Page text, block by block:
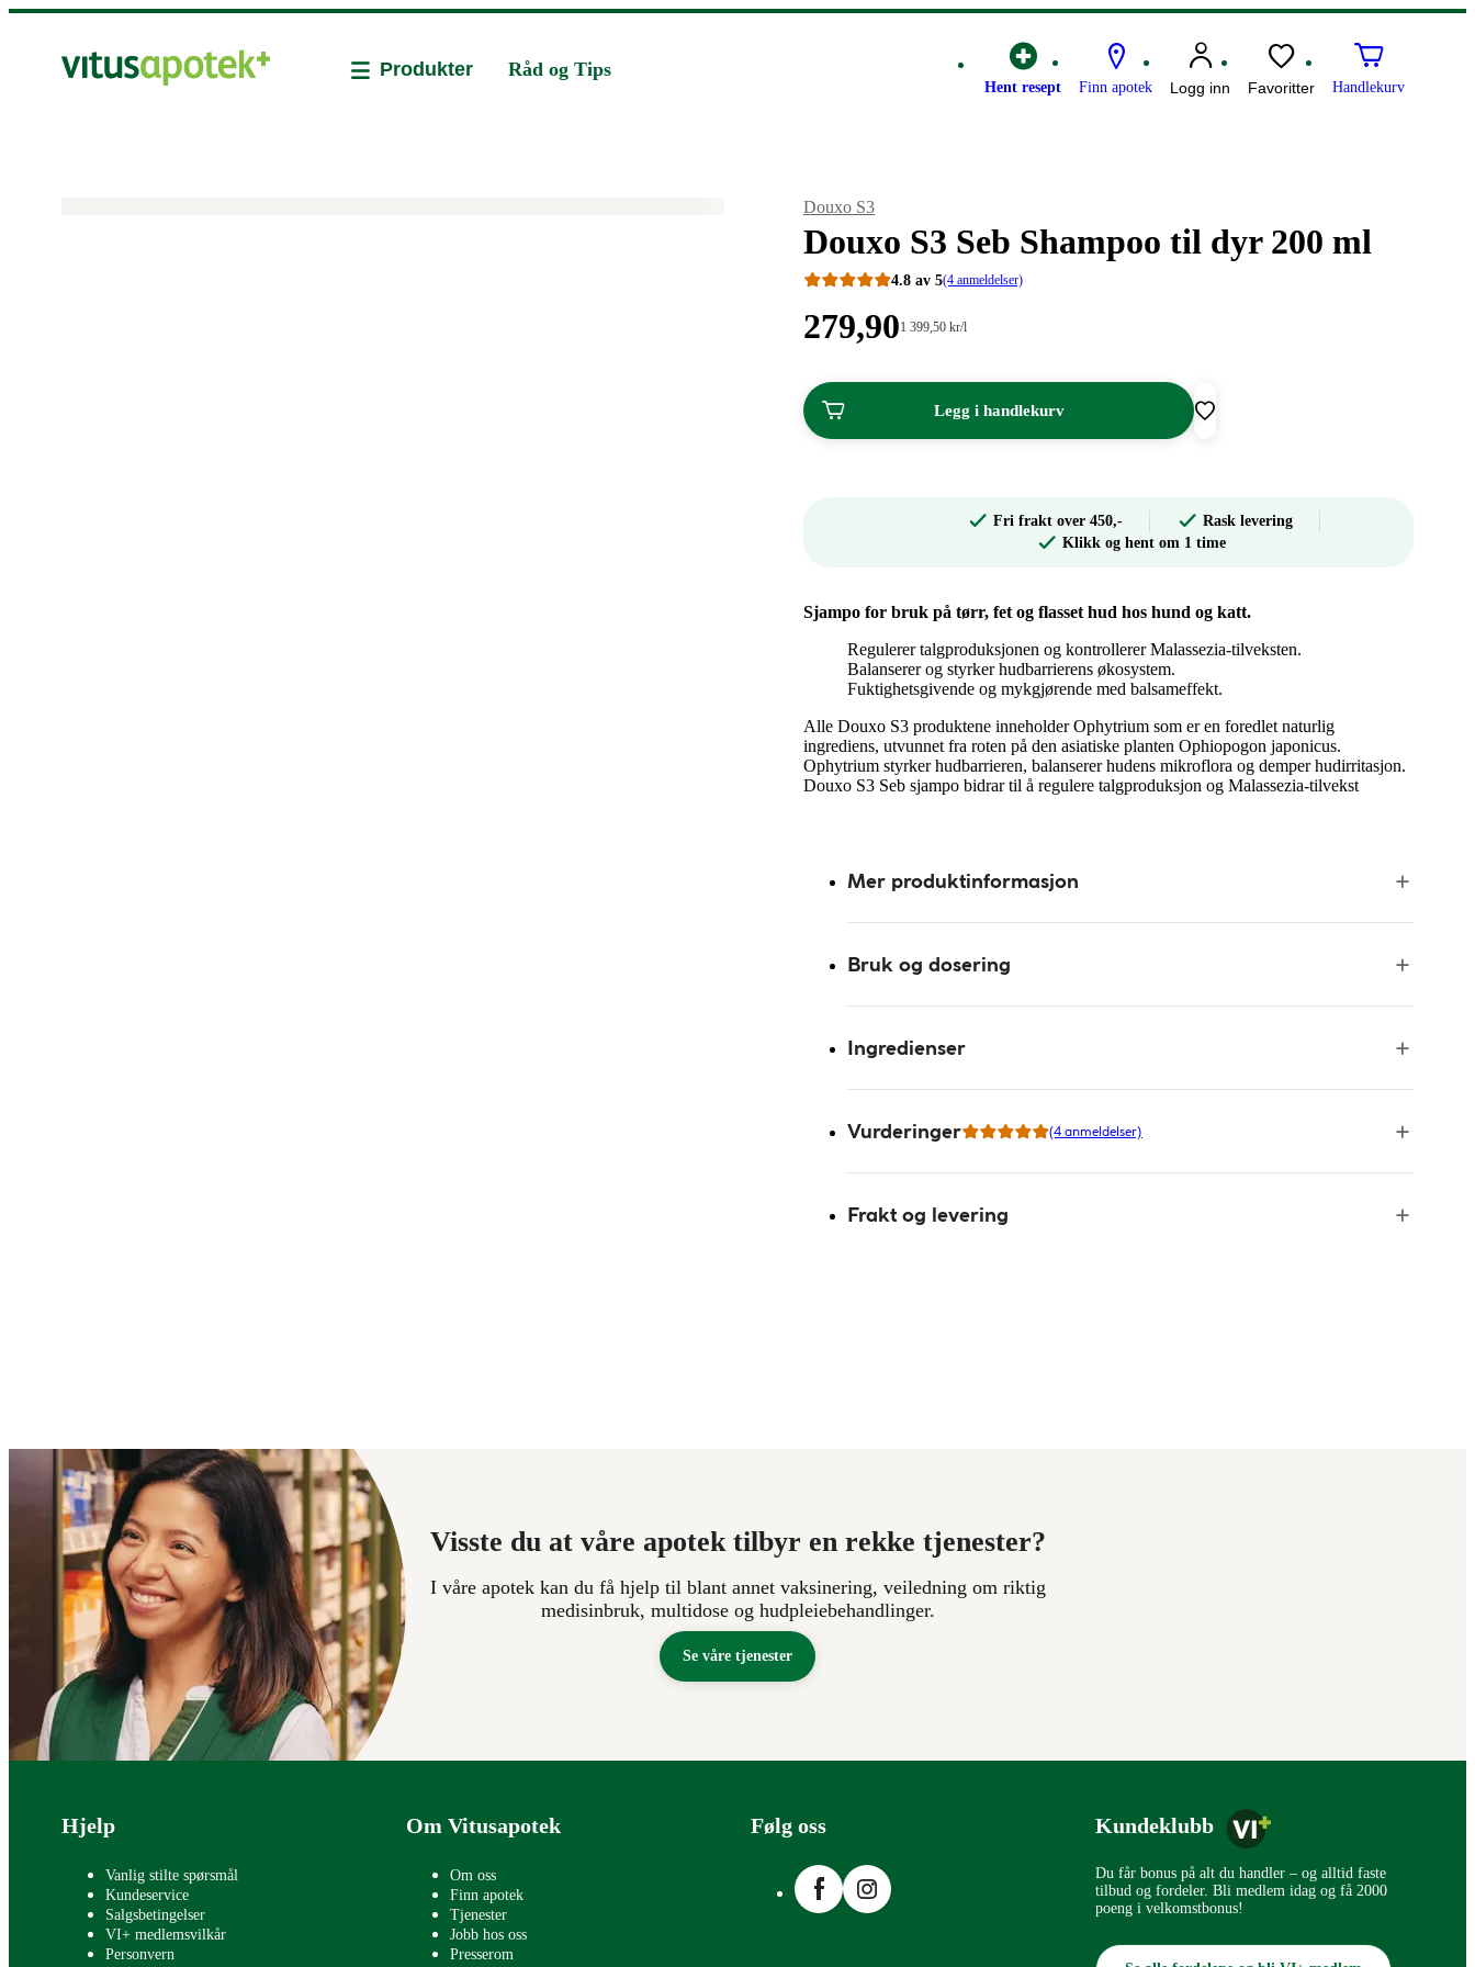
Hent resept Finn apotek Logg inn Favoritter Handlekurv
Produkter Råd og Tips
Merke:
Douxo S3
Douxo S3 Seb Shampoo til dyr 200 ml
4.8 av 5(4 anmeldelser)
Pris:
kroner.
279,90Stykkpris:
kroner.
1 399,50 kr/l
Legg i handlekurv
Fri frakt over 450,-
Rask levering
Klikk og hent om 1 time
Sjampo for bruk på tørr, fet og flasset hud hos hund og katt.
Regulerer talgproduksjonen og kontrollerer Malassezia-tilveksten.
Balanserer og styrker hudbarrierens økosystem.
Fuktighetsgivende og mykgjørende med balsameffekt.
Alle Douxo S3 produktene inneholder Ophytrium som er en foredlet naturlig
ingrediens, utvunnet fra roten på den asiatiske planten Ophiopogon japonicus.
Ophytrium styrker hudbarrieren, balanserer hudens mikroflora og demper hudirritasjon.
Douxo S3 Seb sjampo bidrar til å regulere talgproduksjon og Malassezia-tilvekst
Mer produktinformasjon
Bruk og dosering
Ingredienser
Vurderinger (4 anmeldelser)
Frakt og levering
Visste du at våre apotek tilbyr en rekke tjenester?
I våre apotek kan du få hjelp til blant annet vaksinering, veiledning om riktig
medisinbruk, multidose og hudpleiebehandlinger.
Se våre tjenester
Bunntekst
Hjelp
Vanlig stilte spørsmål
Kundeservice
Salgsbetingelser
VI+ medlemsvilkår
Personvern
Om Vitusapotek
Om oss
Finn apotek
Tjenester
Jobb hos oss
Presserom
Følg oss
FacebookInstagram
Kundeklubb
Du får bonus på alt du handler – og alltid faste
tilbud og fordeler. Bli medlem idag og få 2000
poeng i velkomstbonus!